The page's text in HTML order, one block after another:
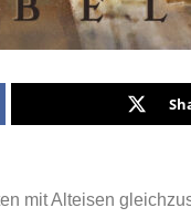
mit Alteisen